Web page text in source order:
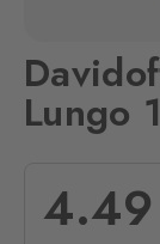
Lungo
4.49